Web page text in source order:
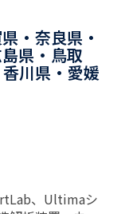
・奈良県・
県・鳥取
川県・愛媛
、Ultimaシ